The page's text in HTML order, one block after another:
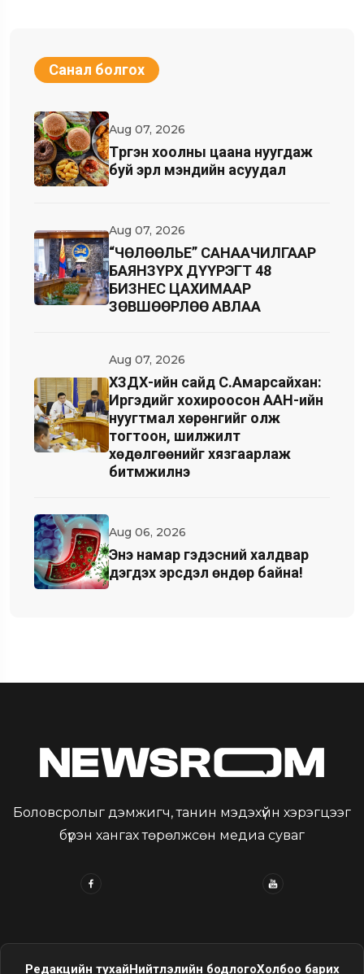
Санал болгох
Aug 07, 2026
Түргэн хоолны цаана нуугдаж
буй эрүүл мэндийн асуудал
Aug 07, 2026
“ЧӨЛӨӨЛЬЕ” САНААЧИЛГААР
БАЯНЗҮРХ ДҮҮРЭГТ 48
БИЗНЕС ЦАХИМААР
ЗӨВШӨӨРЛӨӨ АВЛАА
Aug 07, 2026
ХЗДХ-ийн сайд С.Амарсайхан:
Иргэдийг хохироосон ААН-ийн
нуугтмал хөрөнгийг олж
тогтоон, шилжилт
хөдөлгөөнийг хязгаарлаж
битүүмжилнэ
Aug 06, 2026
Энэ намар гэдэсний халдвар
дэгдэх эрсдэл өндөр байна!
Боловсролыг дэмжигч, танин мэдэхүйн хэрэгцээг
бүрэн хангах төрөлжсөн медиа суваг
Редакцийн тухайНийтлэлийн бодлогоХолбоо барих